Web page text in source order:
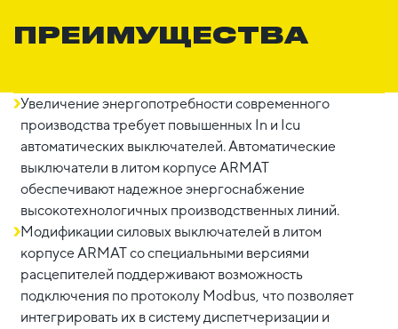
ПРЕИМУЩЕСТВА
Увеличение энергопотребности современного
производства требует повышенных In и Icu
автоматических выключателей. Автоматические
выключатели в литом корпусе ARMAT
обеспечивают надежное энергоснабжение
высокотехнологичных производственных линий.
Модификации силовых выключателей в литом
корпусе ARMAT со специальными версиями
расцепителей поддерживают возможность
подключения по протоколу Modbus, что позволяет
интегрировать их в систему диспетчеризации и